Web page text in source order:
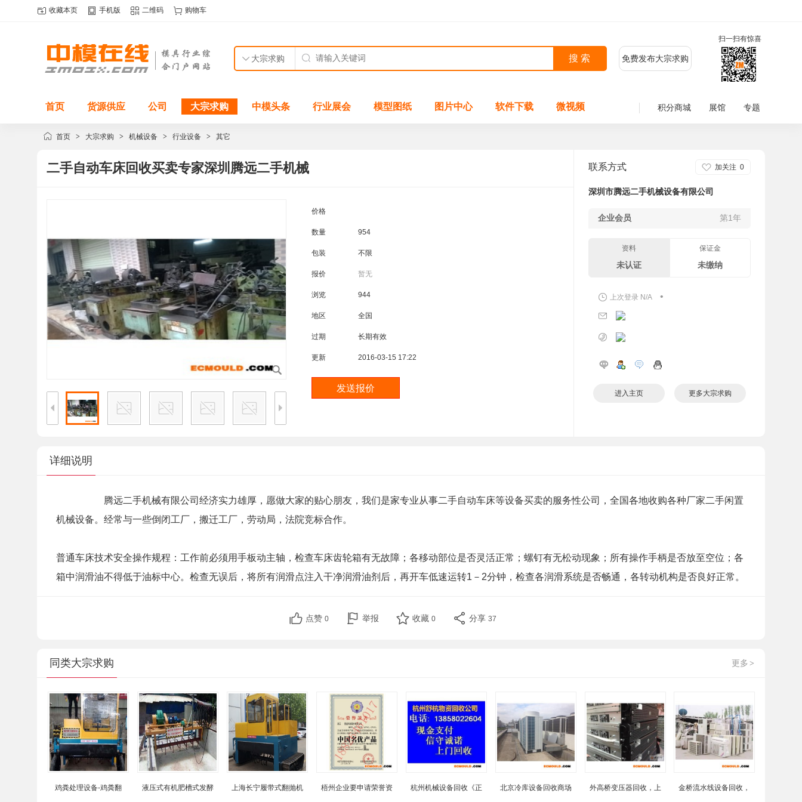
收藏本页 手机版 二维码 购物车
免费发布大宗求购
扫一扫有惊喜
首页 货源供应 公司 大宗求购 中模头条 行业展会 模型图纸 图片中心 软件下载 微视频 积分商城 展馆 专题
首页 > 大宗求购 > 机械设备 > 行业设备 > 其它
二手自动车床回收买卖专家深圳腾远二手机械
价格
数量 954
包装 不限
报价 暂无
浏览 944
地区 全国
过期 长期有效
更新 2016-03-15 17:22
联系方式 加关注 0
深圳市腾远二手机械设备有限公司
企业会员 第1年
资料
未认证
保证金
未缴纳
上次登录 N/A •
进入主页 更多大宗求购
详细说明
腾远二手机械有限公司经济实力雄厚，愿做大家的贴心朋友，我们是家专业从事二手自动车床等设备买卖的服务性公司，全国各地收购各种厂家二手闲置
机械设备。经常与一些倒闭工厂，搬迁工厂，劳动局，法院竞标合作。
普通车床技术安全操作规程：工作前必须用手板动主轴，检查车床齿轮箱有无故障；各移动部位是否灵活正常；螺钉有无松动现象；所有操作手柄是否放至空位；各
箱中润滑油不得低于油标中心。检查无误后，将所有润滑点注入干净润滑油剂后，再开车低速运转1－2分钟，检查各润滑系统是否畅通，各转动机构是否良好正常。
点赞 0 举报 收藏 0 分享 37
更多 >
同类大宗求购
鸡粪处理设备-鸡粪翻 液压式有机肥槽式发酵 上海长宁履带式翻抛机 梧州企业要申请荣誉资 杭州机械设备回收《正 北京冷库设备回收商场 外高桥变压器回收，上 金桥流水线设备回收，